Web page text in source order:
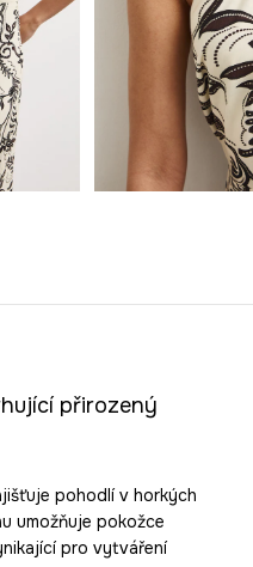
přirozený
pohodlí v horkých
umožňuje pokožce
pro vytváření